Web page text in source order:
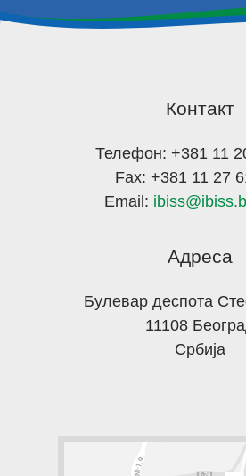
Контакт
Телефон: +381 11
Fax: +381 11 27
Email:
Адреса
Булевар деспота
11108
Србија